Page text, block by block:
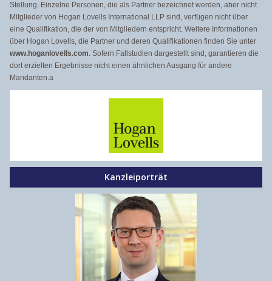
Stellung. Einzelne Personen, die als Partner bezeichnet werden, aber nicht
Mitglieder von Hogan Lovells International LLP sind, verfügen nicht über
eine Qualifikation, die der von Mitgliedern entspricht. Weitere Informationen
über Hogan Lovells, die Partner und deren Qualifikationen finden Sie unter
www.hoganlovells.com. Sofern Fallstudien dargestellt sind, garantieren die
dort erzielten Ergebnisse nicht einen ähnlichen Ausgang für andere
Mandanten.a
Kanzleiporträt